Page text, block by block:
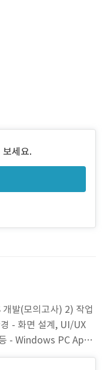
보세요.
발(모의고사) 2) 작업
- 화면 설계, UI/UX
- Windows PC App /
업무 - DB상에서 등